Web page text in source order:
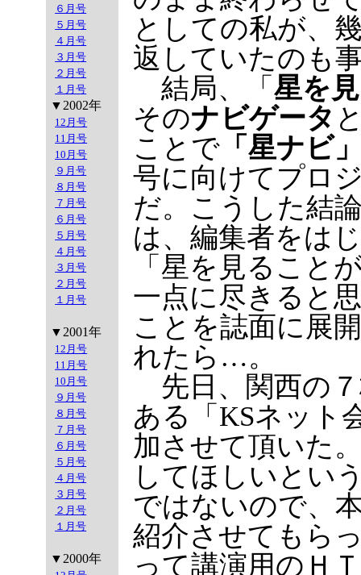
６月号
５月号
４月号
３月号
２月号
１月号
▼2002年
12月号
11月号
10月号
９月号
８月号
７月号
６月号
５月号
４月号
３月号
２月号
１月号
▼2001年
12月号
11月号
10月号
９月号
８月号
７月号
６月号
５月号
４月号
３月号
２月号
１月号
▼2000年
としての私が、
返していたのも
結局、「 星を
そのナビゲータ
ことで「星ナビ
号に向けてプロ
だ。こうした結
は、編集者をは
「星を見ること
一点に尽きると
ことを誌面に展
れたら…。
先日、関西の
ある「KSネット
加させて頂いた
してほしいとい
ではないので、
紹介させてもら
って講演用のＨ